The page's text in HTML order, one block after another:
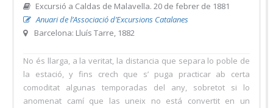
Excursió a Caldas de Malavella. 20 de febrer de 1881
Anuari de l’Associació d’Excursions Catalanes
Barcelona: Lluís Tarre, 1882
No és llarga, a la veritat, la distancia que separa lo poble de
la estació, y fins crech que s’ puga practicar ab certa
comoditat algunas temporadas del any, sobretot si lo
anomenat camí que las uneix no está convertit en un